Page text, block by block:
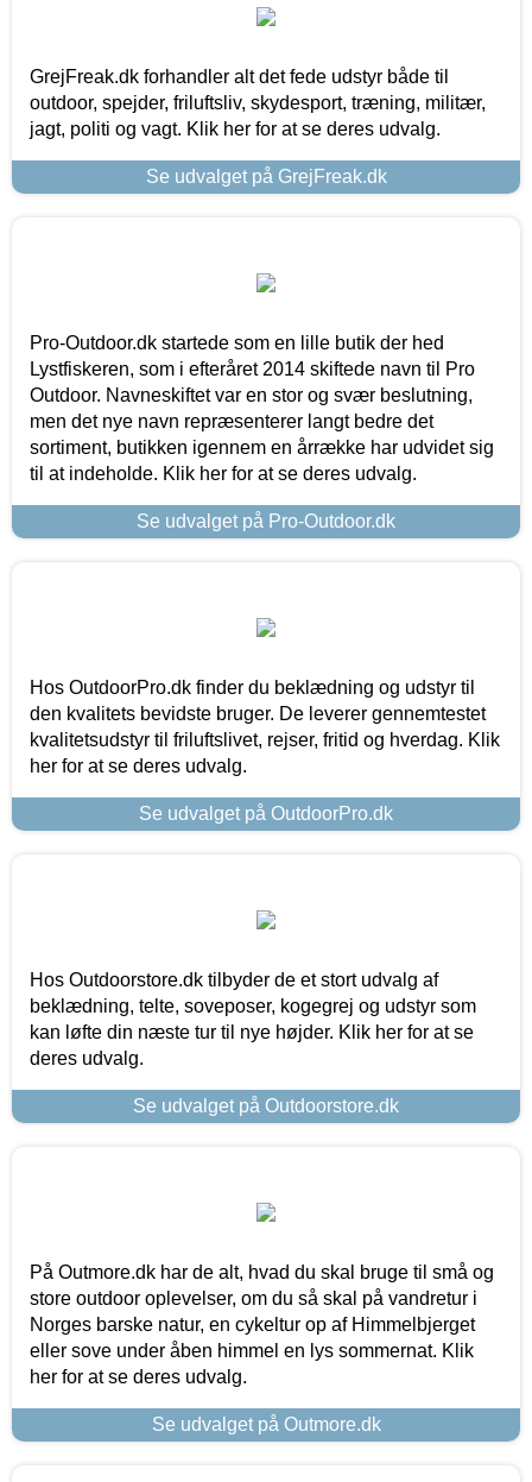
GrejFreak.dk forhandler alt det fede udstyr både til
outdoor, spejder, friluftsliv, skydesport, træning, militær,
jagt, politi og vagt. Klik her for at se deres udvalg.
Se udvalget på GrejFreak.dk
Pro-Outdoor.dk startede som en lille butik der hed
Lystfiskeren, som i efteråret 2014 skiftede navn til Pro
Outdoor. Navneskiftet var en stor og svær beslutning,
men det nye navn repræsenterer langt bedre det
sortiment, butikken igennem en årrække har udvidet sig
til at indeholde. Klik her for at se deres udvalg.
Se udvalget på Pro-Outdoor.dk
Hos OutdoorPro.dk finder du beklædning og udstyr til
den kvalitets bevidste bruger. De leverer gennemtestet
kvalitetsudstyr til friluftslivet, rejser, fritid og hverdag. Klik
her for at se deres udvalg.
Se udvalget på OutdoorPro.dk
Hos Outdoorstore.dk tilbyder de et stort udvalg af
beklædning, telte, soveposer, kogegrej og udstyr som
kan løfte din næste tur til nye højder. Klik her for at se
deres udvalg.
Se udvalget på Outdoorstore.dk
På Outmore.dk har de alt, hvad du skal bruge til små og
store outdoor oplevelser, om du så skal på vandretur i
Norges barske natur, en cykeltur op af Himmelbjerget
eller sove under åben himmel en lys sommernat. Klik
her for at se deres udvalg.
Se udvalget på Outmore.dk